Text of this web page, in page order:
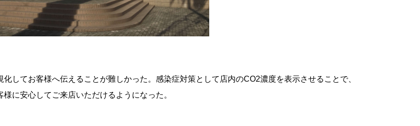
してお客様へ伝えることが難しかった。感染症対策として店内のCO2濃度を表示させることで、
に安心してご来店いただけるようになった。